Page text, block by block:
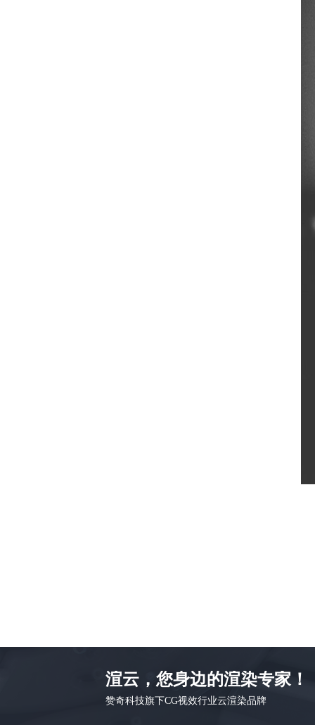
渲云，您身边的渲染专家！
赞奇科技旗下CG视效行业云渲染品牌